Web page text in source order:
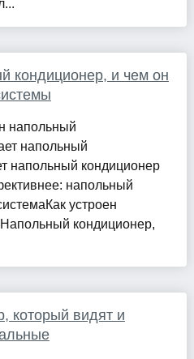
кондиционер, и чем он
напольный
напольный
напольный кондиционер
напольный
устроен
кондиционер,
который видят и